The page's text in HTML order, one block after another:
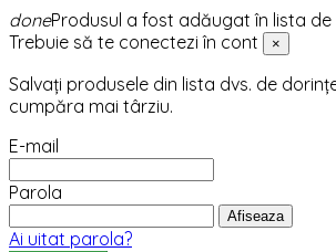
doneProdusul a fost adăugat în lista
Trebuie să te conectezi în cont
×
Salvați produsele din lista dvs. de
cumpăra mai târziu.
E-mail
Parola
Afiseaza
Ai uitat parola?